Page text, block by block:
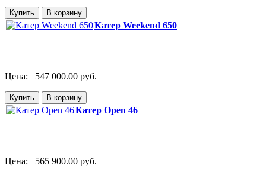
Катер Weekend 650
Цена: 547 000.00 руб.
Катер Open 46
Цена: 565 900.00 руб.